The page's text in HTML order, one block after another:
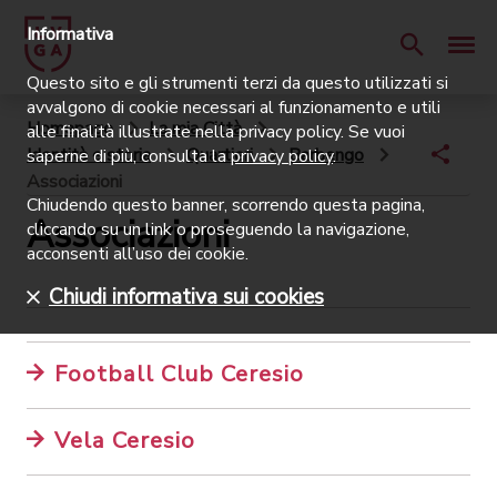
Homepage
La mia Città
Identità e storia
Quartieri
Barbengo
Associazioni
Associazioni
Football Club Ceresio
Vela Ceresio
Informativa
Questo sito e gli strumenti terzi da questo utilizzati si
avvalgono di cookie necessari al funzionamento e utili
alle finalità illustrate nella privacy policy. Se vuoi
saperne di più, consulta laprivacy policy.
Chiudendo questo banner, scorrendo questa pagina,
cliccando su un link o proseguendo la navigazione,
acconsenti all’uso dei cookie.
Chiudi informativa sui cookies